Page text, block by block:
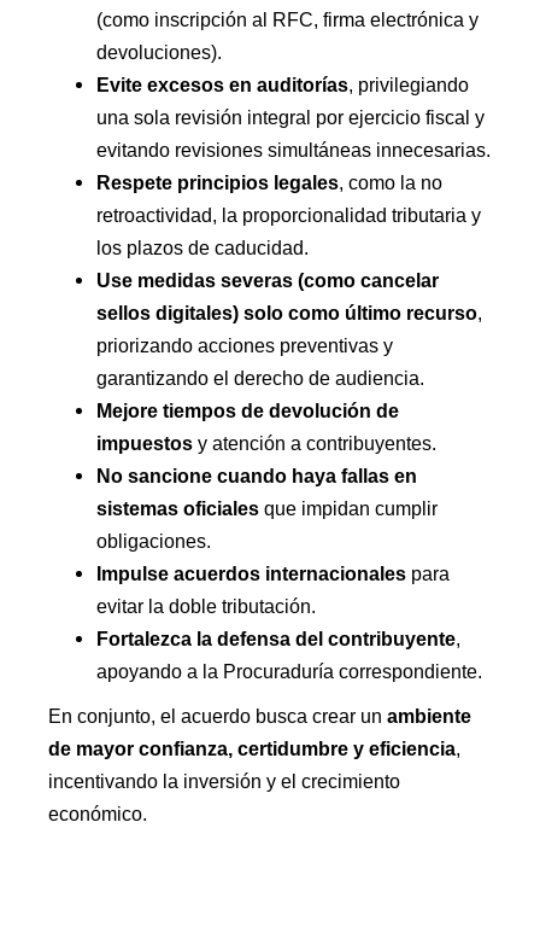
(como inscripción al RFC, firma electrónica y
devoluciones).
Evite excesos en auditorías, privilegiando
una sola revisión integral por ejercicio fiscal y
evitando revisiones simultáneas innecesarias.
Respete principios legales, como la no
retroactividad, la proporcionalidad tributaria y
los plazos de caducidad.
Use medidas severas (como cancelar
sellos digitales) solo como último recurso,
priorizando acciones preventivas y
garantizando el derecho de audiencia.
Mejore tiempos de devolución de
impuestos y atención a contribuyentes.
No sancione cuando haya fallas en
sistemas oficiales que impidan cumplir
obligaciones.
Impulse acuerdos internacionales para
evitar la doble tributación.
Fortalezca la defensa del contribuyente,
apoyando a la Procuraduría correspondiente.
En conjunto, el acuerdo busca crear un ambiente
de mayor confianza, certidumbre y eficiencia,
incentivando la inversión y el crecimiento
económico.